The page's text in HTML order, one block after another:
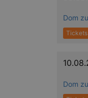
Dom
Tickets
Dom